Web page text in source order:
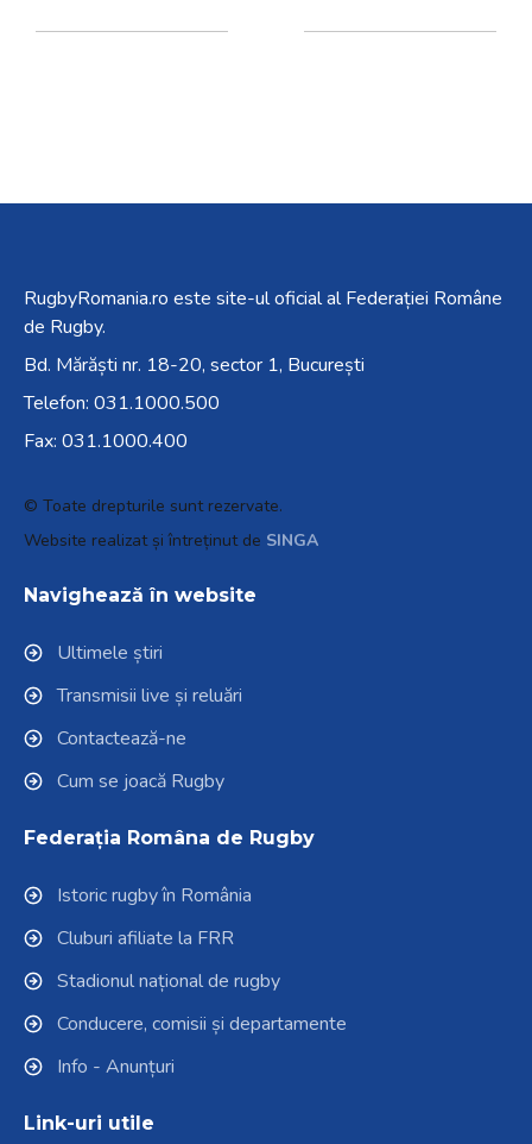
RugbyRomania.ro este site-ul oficial al Federației Române
de Rugby.
Bd. Mărăști nr. 18-20, sector 1, București
Telefon: 031.1000.500
Fax: 031.1000.400
© Toate drepturile sunt rezervate.
Website realizat și întreținut de SINGA
Navighează în website
Ultimele știri
Transmisii live și reluări
Contactează-ne
Cum se joacă Rugby
Federația Româna de Rugby
Istoric rugby în România
Cluburi afiliate la FRR
Stadionul național de rugby
Conducere, comisii și departamente
Info - Anunțuri
Link-uri utile